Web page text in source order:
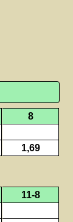
8
1,69
11-8